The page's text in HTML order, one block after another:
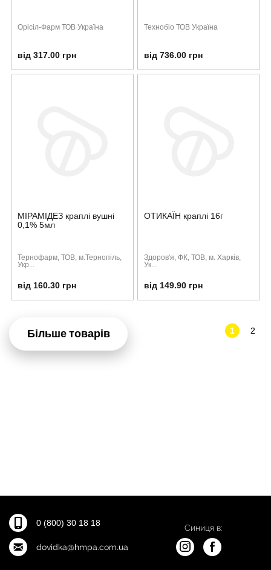
Орісіл-Фарм ТОВ Україна
від 317.00 грн
Технобіо ТОВ Україна
від 736.00 грн
МІРАМІДЕЗ краплі вушні
0,1% 5мл
Тернофарм, ТОВ, м.Тернопіль,
Укр...
від 160.30 грн
ОТИКАЇН краплі 16г
Здоров'я, ФК, ТОВ, м. Харків,
Ук...
від 149.90 грн
Більше товарів 1 2
0 (800) 30 18 18
dovidka@hmpa.com.ua
Синиця в: